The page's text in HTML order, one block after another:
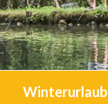
Winterurlaub